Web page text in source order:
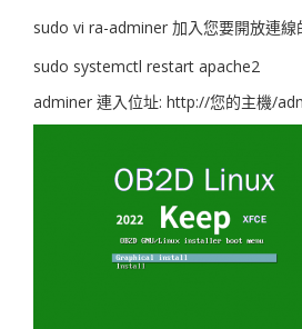
sudo vi ra-adminer 加入您要開放連線
sudo systemctl restart apache2
adminer 連入位址: http://您的主機/